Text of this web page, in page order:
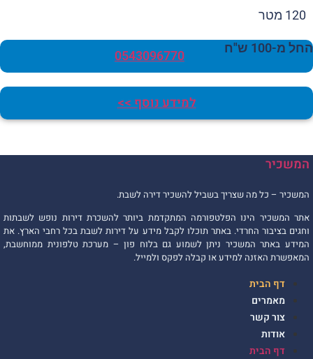
120 מטר
מ-100 ש"ח 0543096770
למידע נוסף >>
– כל מה שצריך בשביל להשכיר דירה לשבת.
המשכיר הינו הפלטפורמה המתקדמת ביותר להשכרת דירות נופש לשבתות
בציבור החרדי. באתר תוכלו לקבל מידע על דירות לשבת בכל רחבי הארץ. את
באתר המשכיר ניתן לשמוע גם בלוח פון – מערכת טלפונית ממוחשבת,
האזנה למידע או קבלה לפקס ולמייל.
דף הבית
מאמרים
צור קשר
אודות
דף הבית